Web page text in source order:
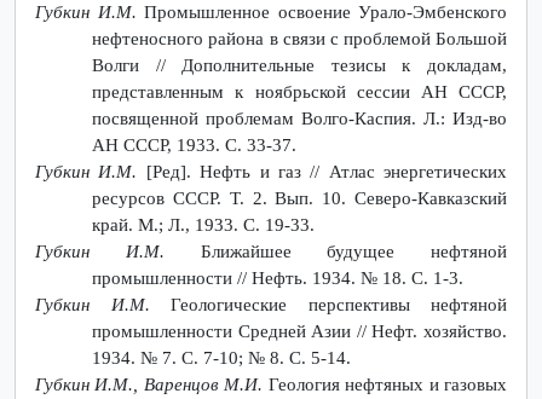
Губкин И.М. Промышленное освоение Урало-Эмбенского
нефтеносного района в связи с проблемой Большой
Волги // Дополнительные тезисы к докладам,
представленным к ноябрьской сессии АН СССР,
посвященной проблемам Волго-Каспия. Л.: Изд-во
АН СССР, 1933. С. 33-37.
Губкин И.М. [Ред]. Нефть и газ // Атлас энергетических
ресурсов СССР. Т. 2. Вып. 10. Северо-Кавказский
край. М.; Л., 1933. С. 19-33.
Губкин И.М. Ближайшее будущее нефтяной
промышленности // Нефть. 1934. № 18. С. 1-3.
Губкин И.М. Геологические перспективы нефтяной
промышленности Средней Азии // Нефт. хозяйство.
1934. № 7. С. 7-10; № 8. С. 5-14.
Губкин И.М., Варенцов М.И. Геология нефтяных и газовых